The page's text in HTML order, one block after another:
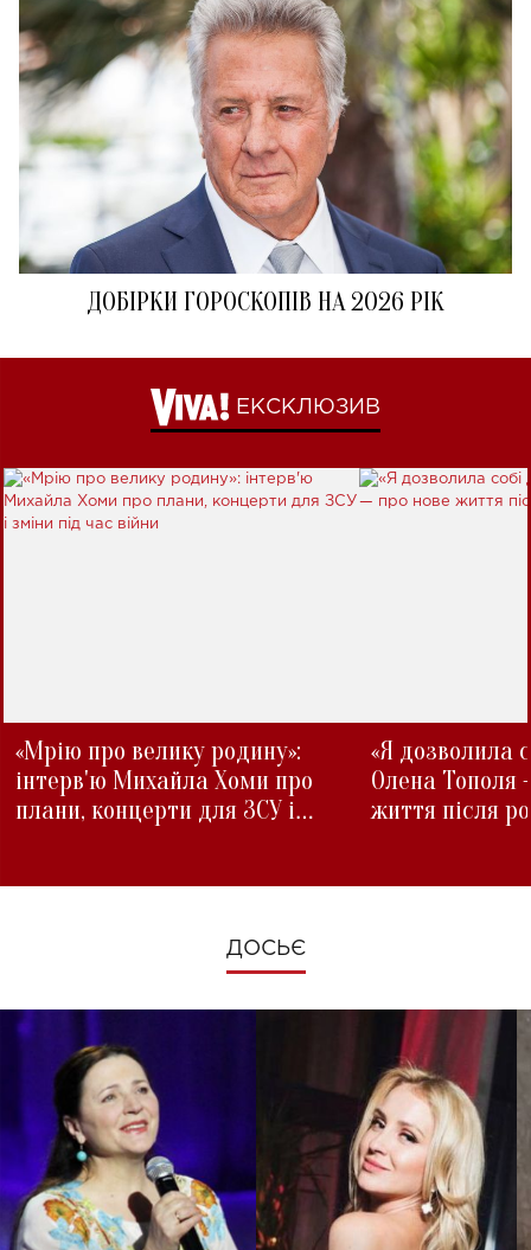
ДОБІРКИ ГОРОСКОПІВ НА 2026 РІК
ЕКСКЛЮЗИВ
«Мрію про велику родину»:
інтерв'ю Михайла Хоми про
плани, концерти для ЗСУ і
«Я дозволила
Олена Тополя
життя після
ДОСЬЄ